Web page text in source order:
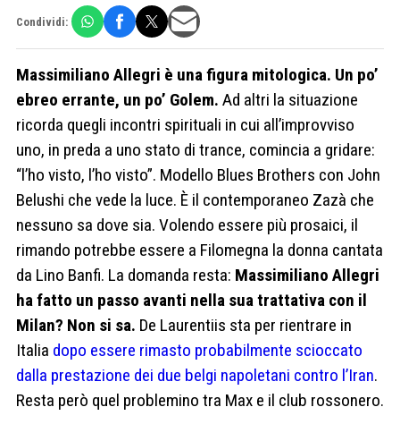
Condividi:
Massimiliano Allegri è una figura mitologica. Un po’
ebreo errante, un po’ Golem. Ad altri la situazione
ricorda quegli incontri spirituali in cui all’improvviso
uno, in preda a uno stato di trance, comincia a gridare:
“l’ho visto, l’ho visto”. Modello Blues Brothers con John
Belushi che vede la luce. È il contemporaneo Zazà che
nessuno sa dove sia. Volendo essere più prosaici, il
rimando potrebbe essere a Filomegna la donna cantata
da Lino Banfi. La domanda resta: Massimiliano Allegri
ha fatto un passo avanti nella sua trattativa con il
Milan? Non si sa. De Laurentiis sta per rientrare in
Italia dopo essere rimasto probabilmente scioccato
dalla prestazione dei due belgi napoletani contro l’Iran.
Resta però quel problemino tra Max e il club rossonero.